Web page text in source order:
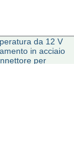
da 12 V
in acciaio
per